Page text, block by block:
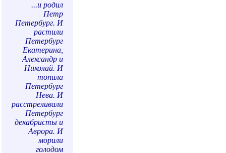
...и родил
Петр
Петербург. И
растили
Петербург
Екатерина,
Александр и
Николай. И
топила
Петербург
Нева. И
расстреливали
Петербург
декабристы и
Аврора. И
морили
голодом